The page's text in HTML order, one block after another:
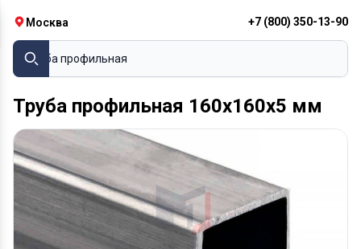
Москва +7 (800) 350-13-90
Труба профильная
Труба профильная 160х160х5 мм